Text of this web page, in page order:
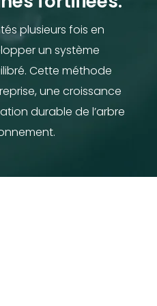
plusieurs fois en
un système
Cette méthode
une croissance
durable de l’arbre